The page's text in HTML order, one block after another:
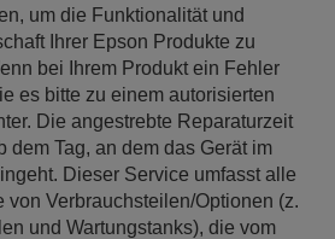
um die Funktionalität und
Ihrer Epson Produkte zu
bei Ihrem Produkt ein Fehler
es bitte zu einem autorisierten
Die angestrebte Reparaturzeit
dem Tag, an dem das Gerät im
Dieser Service umfasst alle
von Verbrauchsteilen/Optionen (z.
und Wartungstanks), die vom